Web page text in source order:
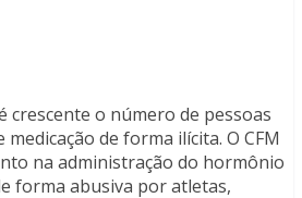
crescente o número de pessoas
de forma ilícita. O CFM
na administração do hormônio
forma abusiva por atletas,